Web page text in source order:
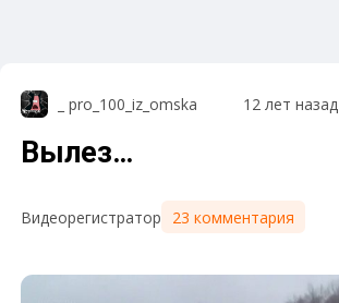
_ pro_100_iz_omska 12 лет назад
Вылез…
Видеорегистратор 23 комментария